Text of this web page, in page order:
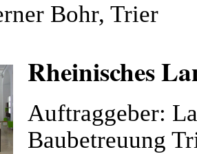
Bohr, Trier
Rheinisches
Auftraggeber:
Baubetreuung